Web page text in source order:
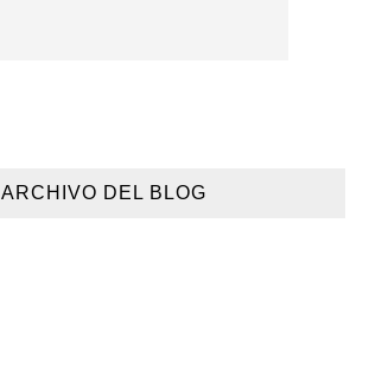
ARCHIVO DEL BLOG